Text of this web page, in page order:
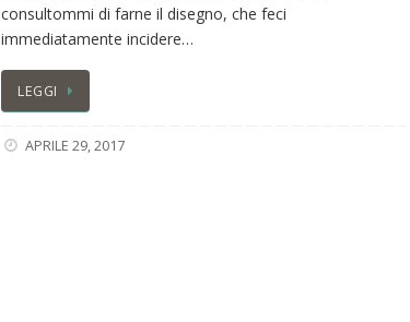
consultommi di farne il disegno, che feci
immediatamente incidere…
LEGGI
APRILE 29, 2017